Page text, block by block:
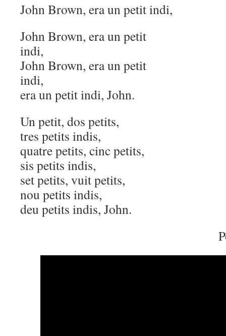
John Brown, era un petit indi,
John Brown, era un petit
indi,
John Brown, era un petit
indi,
era un petit indi, John.
Un petit, dos petits,
tres petits indis,
quatre petits, cinc petits,
sis petits indis,
set petits, vuit petits,
nou petits indis,
deu petits indis, John.